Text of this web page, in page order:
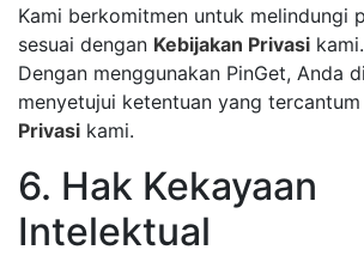
Kami berkomitmen untuk melindungi
sesuai dengan Kebijakan Privasi kami.
Dengan menggunakan PinGet, Anda
menyetujui ketentuan yang
Privasi kami.
6. Hak Kekayaan
Intelektual